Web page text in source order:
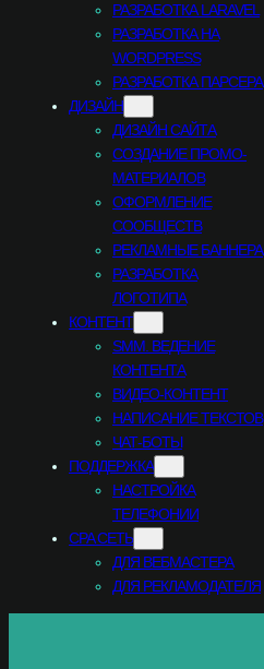
РАЗРАБОТКА LARAVEL
РАЗРАБОТКА НА
WORDPRESS
РАЗРАБОТКА ПАРСЕРА
ДИЗАЙН
ДИЗАЙН САЙТА
СОЗДАНИЕ ПРОМО-
МАТЕРИАЛОВ
ОФОРМЛЕНИЕ
СООБЩЕСТВ
РЕКЛАМНЫЕ БАННЕРА
РАЗРАБОТКА
ЛОГОТИПА
КОНТЕНТ
SMM. ВЕДЕНИЕ
КОНТЕНТА
ВИДЕО-КОНТЕНТ
НАПИСАНИЕ ТЕКСТОВ
ЧАТ-БОТЫ
ПОДДЕРЖКА
НАСТРОЙКА
ТЕЛЕФОНИИ
CPA СЕТЬ
ДЛЯ ВЕБМАСТЕРА
ДЛЯ РЕКЛАМОДАТЕЛЯ